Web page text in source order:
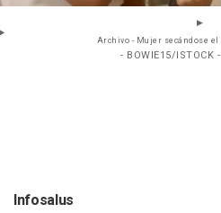
Archivo - Mujer secándose el
- BOWIE15/ISTOCK
Infosalus